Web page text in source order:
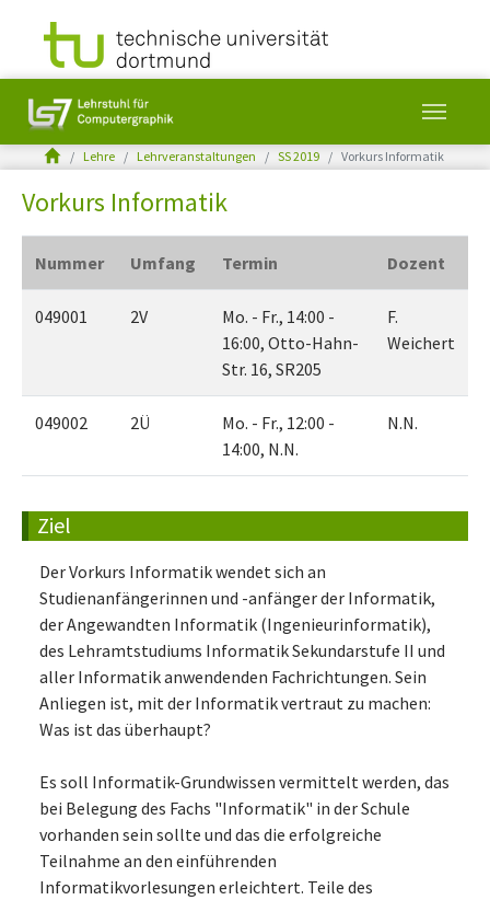
Skip to main content
You are here:
Lehre Lehrveranstaltungen SS 2019 Vorkurs Informatik
Vorkurs Informatik
Nummer Umfang Termin Dozent
049001 2V
Mo. - Fr., 14:00 -
16:00, Otto-Hahn-
Str. 16, SR205
F.
Weichert
049002 2Ü
Mo. - Fr., 12:00 -
14:00, N.N.
N.N.
Ziel
Der Vorkurs Informatik wendet sich an
Studienanfängerinnen und -anfänger der Informatik,
der Angewandten Informatik (Ingenieurinformatik),
des Lehramtstudiums Informatik Sekundarstufe II und
aller Informatik anwendenden Fachrichtungen. Sein
Anliegen ist, mit der Informatik vertraut zu machen:
Was ist das überhaupt?
Es soll Informatik-Grundwissen vermittelt werden, das
bei Belegung des Fachs "Informatik" in der Schule
vorhanden sein sollte und das die erfolgreiche
Teilnahme an den einführenden
Informatikvorlesungen erleichtert. Teile des